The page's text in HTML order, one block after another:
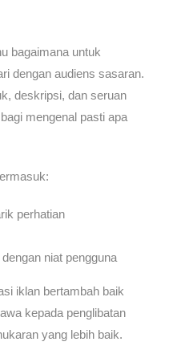
bagaimana untuk
dengan audiens sasaran.
deskripsi, dan seruan
mengenal pasti apa
perhatian
niat pengguna
iklan bertambah baik
kepada penglibatan
yang lebih baik.